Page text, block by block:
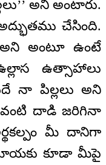
అని అంటారు.
చేసింది.
అంటూ ఉంటే
ఉత్సాహాలు
నా పిల్లలు అని
దాడి జరిగినా
మీ దానిగా
మాయకు కూడా మీపై